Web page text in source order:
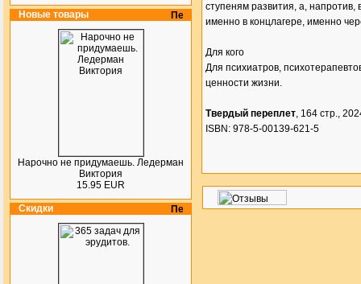
Новые товары
Нарочно не придумаешь. Ледерман
Виктория
15.95 EUR
Скидки
ступеням развития, а,
именно в концлагере, именно
Для кого
Для психиатров,
ценности жизни.
Твердый переплет, 164 стр.,
ISBN: 978-5-00139-621-5